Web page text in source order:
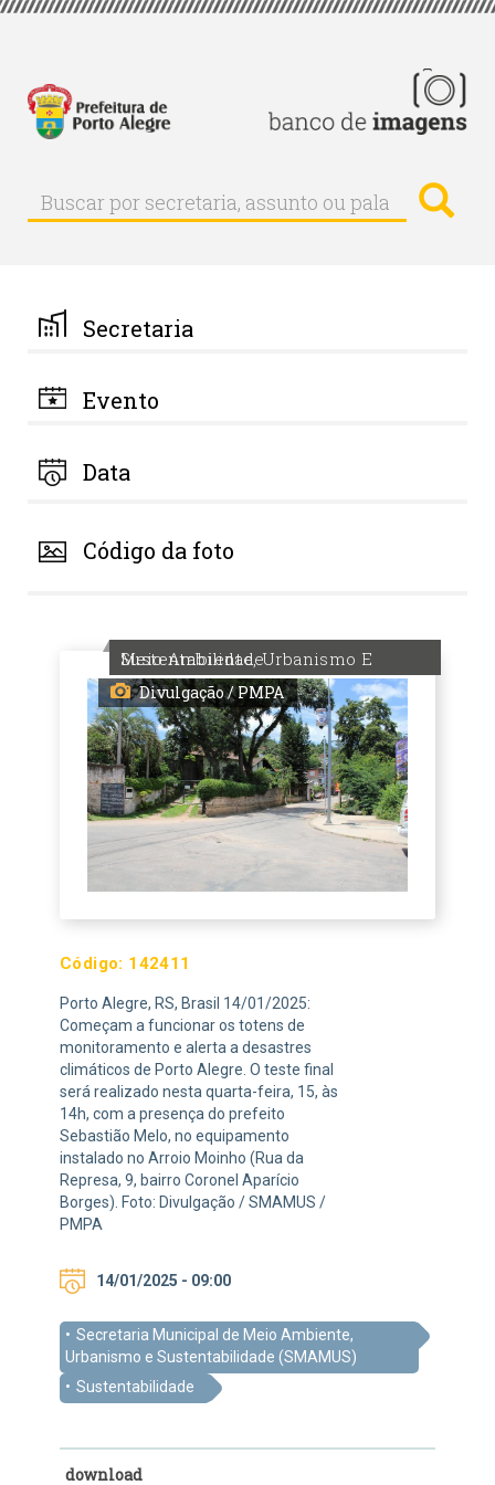
Pular
principal
Buscar
Buscar
por
palavra-
chave
Secretaria
Evento
Data
Código da foto
Meio Ambiente, Urbanismo E Sustentabilidade
Divulgação / PMPA
Código: 142411
Porto Alegre, RS, Brasil 14/01/2025:
Começam a funcionar os totens de
monitoramento e alerta a desastres
climáticos de Porto Alegre. O teste final
será realizado nesta quarta-feira, 15, às
14h, com a presença do prefeito
Sebastião Melo, no equipamento
instalado no Arroio Moinho (Rua da
Represa, 9, bairro Coronel Aparício
Borges). Foto: Divulgação / SMAMUS /
PMPA
14/01/2025 - 09:00
Secretaria Municipal de Meio Ambiente,
Urbanismo e Sustentabilidade (SMAMUS)
Sustentabilidade
download